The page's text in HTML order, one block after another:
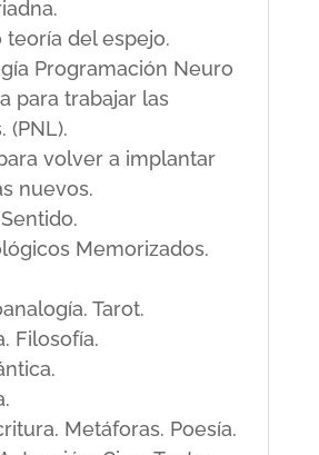
teoría del espejo.
Programación Neuro
para trabajar las
(PNL).
volver a implantar
nuevos.
Memorizados.
Tarot.
Filosofía.
Metáforas. Poesía.